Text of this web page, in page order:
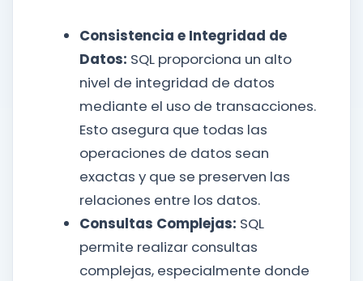
Consistencia e Integridad de
Datos: SQL proporciona un alto
nivel de integridad de datos
mediante el uso de transacciones.
Esto asegura que todas las
operaciones de datos sean
exactas y que se preserven las
relaciones entre los datos.
Consultas Complejas: SQL
permite realizar consultas
complejas, especialmente donde